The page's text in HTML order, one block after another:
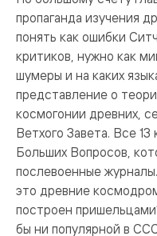
пропаганда изучения
понять как ошибки
критиков, нужно как
шумеры и на каких
представление о
космогонии древних,
Ветхого Завета. Все
Больших Вопросов,
послевоенные
это древние
построен
бы ни популярной в